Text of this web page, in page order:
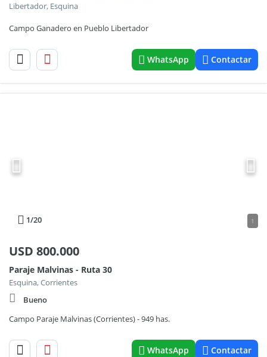
Libertador, Esquina
Campo Ganadero en Pueblo Libertador
WhatsApp Contactar
1/20 1
USD 800.000
Paraje Malvinas - Ruta 30
Esquina, Corrientes
Bueno
Campo Paraje Malvinas (Corrientes) - 949 has.
WhatsApp Contactar